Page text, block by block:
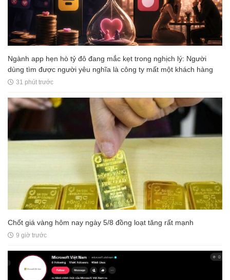
Ngành app hẹn hò tỷ đô đang mắc kẹt trong nghịch lý: Người
dùng tìm được người yêu nghĩa là công ty mất một khách hàng
31 phút trước
Chốt giá vàng hôm nay ngày 5/8 đồng loạt tăng rất mạnh
9 giờ trước